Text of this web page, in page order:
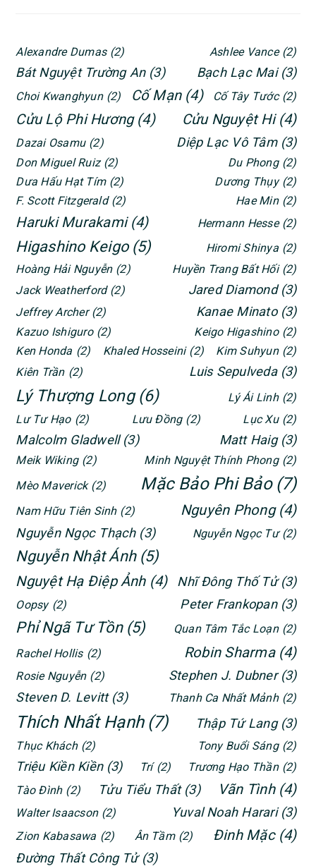
Alexandre Dumas (2) Ashlee Vance (2)
Bát Nguyệt Trường An (3) Bạch Lạc Mai (3)
Choi Kwanghyun (2) Cố Mạn (4) Cố Tây Tước (2)
Cửu Lộ Phi Hương (4) Cửu Nguyệt Hi (4)
Dazai Osamu (2) Diệp Lạc Vô Tâm (3)
Don Miguel Ruiz (2) Du Phong (2)
Dưa Hấu Hạt Tím (2) Dương Thụy (2)
F. Scott Fitzgerald (2) Hae Min (2)
Haruki Murakami (4) Hermann Hesse (2)
Higashino Keigo (5) Hiromi Shinya (2)
Hoàng Hải Nguyễn (2) Huyền Trang Bất Hối (2)
Jack Weatherford (2) Jared Diamond (3)
Jeffrey Archer (2) Kanae Minato (3)
Kazuo Ishiguro (2) Keigo Higashino (2)
Ken Honda (2) Khaled Hosseini (2) Kim Suhyun (2)
Kiên Trần (2) Luis Sepulveda (3)
Lý Thượng Long (6) Lý Ái Linh (2)
Lư Tư Hạo (2) Lưu Đồng (2) Lục Xu (2)
Malcolm Gladwell (3) Matt Haig (3)
Meik Wiking (2) Minh Nguyệt Thính Phong (2)
Mèo Maverick (2) Mặc Bảo Phi Bảo (7)
Nam Hữu Tiên Sinh (2) Nguyên Phong (4)
Nguyễn Ngọc Thạch (3) Nguyễn Ngọc Tư (2)
Nguyễn Nhật Ánh (5)
Nguyệt Hạ Điệp Ảnh (4) Nhĩ Đông Thố Tử (3)
Oopsy (2) Peter Frankopan (3)
Phỉ Ngã Tư Tồn (5) Quan Tâm Tắc Loạn (2)
Rachel Hollis (2) Robin Sharma (4)
Rosie Nguyễn (2) Stephen J. Dubner (3)
Steven D. Levitt (3) Thanh Ca Nhất Mảnh (2)
Thích Nhất Hạnh (7) Thập Tứ Lang (3)
Thục Khách (2) Tony Buổi Sáng (2)
Triệu Kiền Kiền (3) Trí (2) Trương Hạo Thần (2)
Tào Đình (2) Tửu Tiểu Thất (3) Vãn Tình (4)
Walter Isaacson (2) Yuval Noah Harari (3)
Zion Kabasawa (2) Ân Tầm (2) Đinh Mặc (4)
Đường Thất Công Tử (3)